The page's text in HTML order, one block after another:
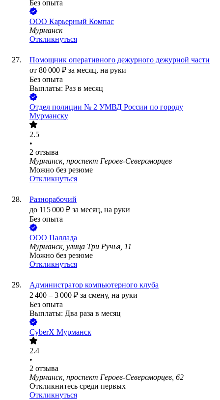
Без опыта
ООО Карьерный Компас
Мурманск
Откликнуться
Помощник оперативного дежурного дежурной части
от 80 000 ₽ за месяц, на руки
Без опыта
Выплаты: Раз в месяц
Отдел полиции № 2 УМВД России по городу
Мурманску
2.5
•
2 отзыва
Мурманск, проспект Героев-Североморцев
Можно без резюме
Откликнуться
Разнорабочий
до 115 000 ₽ за месяц, на руки
Без опыта
ООО Паллада
Мурманск, улица Три Ручья, 11
Можно без резюме
Откликнуться
Администратор компьютерного клуба
2 400 – 3 000 ₽ за смену, на руки
Без опыта
Выплаты: Два раза в месяц
CyberX Мурманск
2.4
•
2 отзыва
Мурманск, проспект Героев-Североморцев, 62
Откликнитесь среди первых
Откликнуться